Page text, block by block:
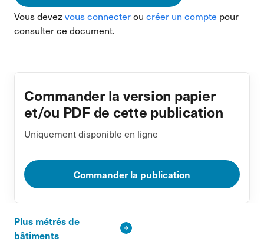
Vous devez vous connecterou créer un compte pour
consulter ce document.
Commander la version papier
et/ou PDF de cette publication
Uniquement disponible en ligne
Commander la publication
Plus métrés de
bâtiments